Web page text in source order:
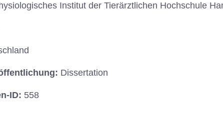
Institut der Tierärztlichen Hochschule
Dissertation
ID: 558